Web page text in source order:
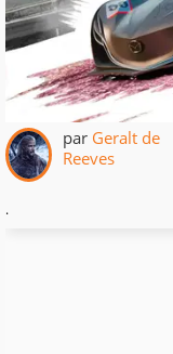
par Geralt de
Reeves
.